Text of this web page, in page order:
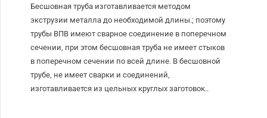
Бесшовная труба изготавливается методом
экструзии металла до необходимой длины.; поэтому
трубы ВПВ имеют сварное соединение в поперечном
сечении, при этом бесшовная труба не имеет стыков
в поперечном сечении по всей длине. В бесшовной
трубе, не имеет сварки и соединений,
изготавливается из цельных круглых заготовок..